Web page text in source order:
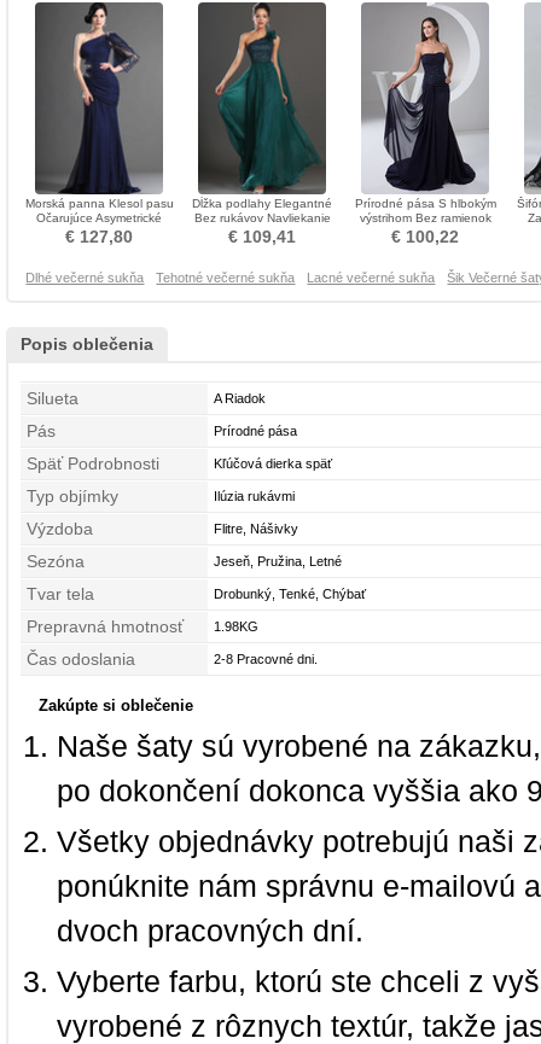
Morská panna Klesol pasu
Očarujúce Asymetrické
rukávmi Večerné šaty
€ 127,80
Dĺžka podlahy Elegantné
Bez rukávov Navliekanie
korálok Večerné šaty
€ 109,41
Prírodné pása S hlbokým
výstrihom Bez ramienok
Formálne Večerné šaty
€ 100,22
Dlhé večerné sukňa Tehotné večerné sukňa Lacné večerné sukňa Šik Večerné
Popis oblečenia
Silueta A Riadok
Pás Prírodné pása
Späť Podrobnosti Kľúčová dierka späť
Typ objímky Ilúzia rukávmi
Výzdoba Flitre, Nášivky
Sezóna Jeseň, Pružina, Letné
Tvar tela Drobunký, Tenké, Chýbať
Prepravná hmotnosť 1.98KG
Čas odoslania 2-8 Pracovné dni.
Zakúpte si oblečenie
Naše šaty sú vyrobené na
po dokončení dokonca vyššia ako
Všetky objednávky potrebujú naši
ponúknite nám správnu e-mailovú
dvoch pracovných dní.
Vyberte farbu, ktorú ste chceli z
vyrobené z rôznych textúr, takže